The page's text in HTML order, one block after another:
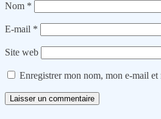
Nom *
E-mail *
Site web
Enregistrer mon nom, mon e-mail